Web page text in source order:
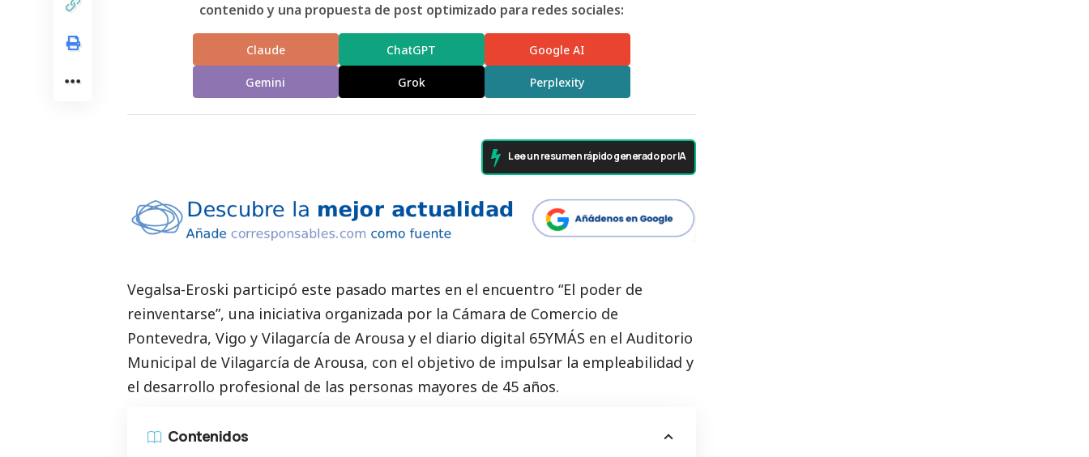
contenido y una propuesta de post optimizado para redes sociales:
Claude ChatGPT Google AI
Gemini Grok Perplexity
Lee un resumen rápido generado por IA
Vegalsa-Eroski participó este pasado martes en el encuentro “El poder de
reinventarse”, una iniciativa organizada por la Cámara de Comercio de
Pontevedra, Vigo y Vilagarcía de Arousa y el diario digital 65YMÁS en el Auditorio
Municipal de Vilagarcía de Arousa, con el objetivo de impulsar la empleabilidad y
el desarrollo profesional de las personas mayores de 45 años.
Contenidos